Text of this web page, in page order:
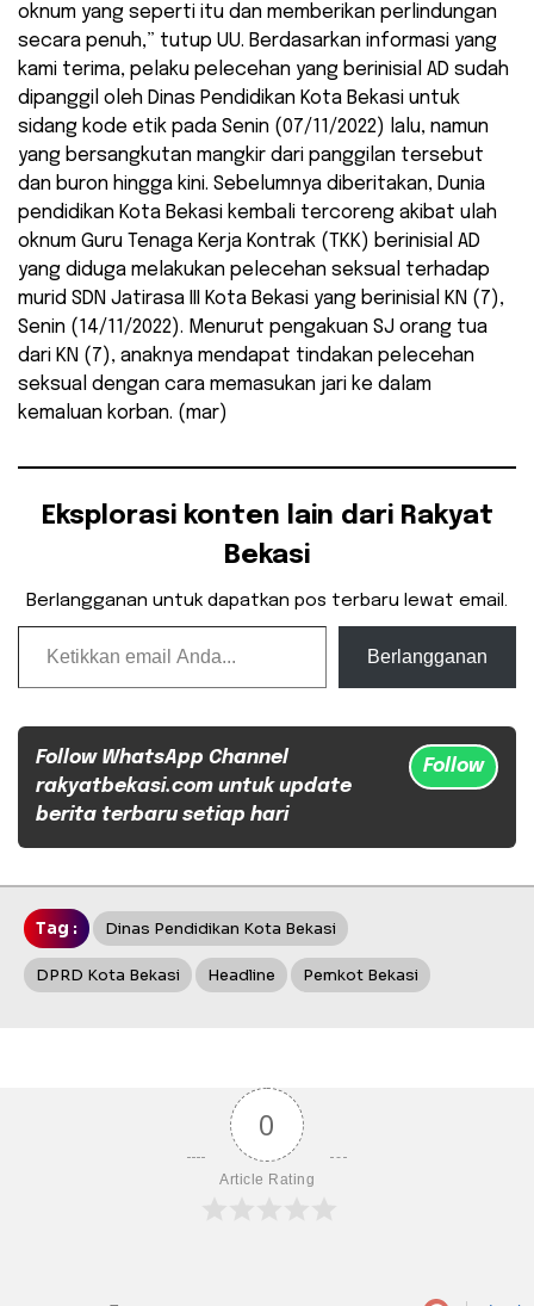
oknum yang seperti itu dan memberikan perlindungan
secara penuh,” tutup UU. Berdasarkan informasi yang
kami terima, pelaku pelecehan yang berinisial AD sudah
dipanggil oleh Dinas Pendidikan Kota Bekasi untuk
sidang kode etik pada Senin (07/11/2022) lalu, namun
yang bersangkutan mangkir dari panggilan tersebut
dan buron hingga kini. Sebelumnya diberitakan, Dunia
pendidikan Kota Bekasi kembali tercoreng akibat ulah
oknum Guru Tenaga Kerja Kontrak (TKK) berinisial AD
yang diduga melakukan pelecehan seksual terhadap
murid SDN Jatirasa III Kota Bekasi yang berinisial KN (7),
Senin (14/11/2022). Menurut pengakuan SJ orang tua
dari KN (7), anaknya mendapat tindakan pelecehan
seksual dengan cara memasukan jari ke dalam
kemaluan korban. (mar)
Eksplorasi konten lain dari Rakyat
Bekasi
Berlangganan untuk dapatkan pos terbaru lewat email.
Ketikkan email Anda...
Berlangganan
Follow WhatsApp Channel
rakyatbekasi.com untuk update
berita terbaru setiap hari
Follow
Tag : Dinas Pendidikan Kota Bekasi
DPRD Kota Bekasi Headline Pemkot Bekasi
0
Article Rating